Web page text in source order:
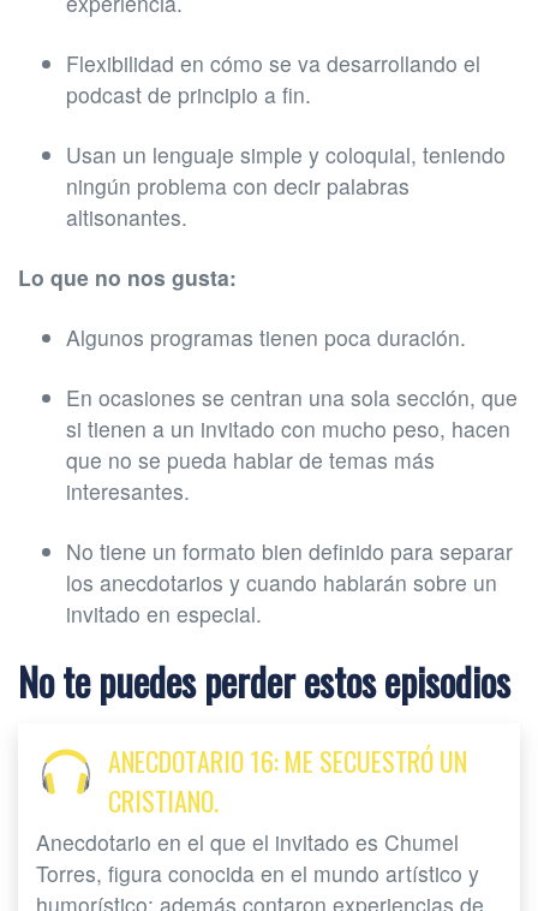
Flexibilidad en cómo se va desarrollando el
podcast de principio a fin.
Usan un lenguaje simple y coloquial, teniendo
ningún problema con decir palabras
altisonantes.
Lo que no nos gusta:
Algunos programas tienen poca duración.
En ocasiones se centran una sola sección, que
si tienen a un invitado con mucho peso, hacen
que no se pueda hablar de temas más
interesantes.
No tiene un formato bien definido para separar
los anecdotarios y cuando hablarán sobre un
invitado en especial.
No te puedes perder estos episodios
ANECDOTARIO 16: ME SECUESTRÓ UN
CRISTIANO.
Anecdotario en el que el invitado es Chumel
Torres, figura conocida en el mundo artístico y
humorístico; además contaron experiencias de